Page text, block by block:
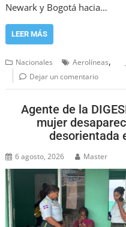
Newark y Bogotá hacia…
LEER MÁS
Nacionales Aerolíneas,
Dejar un comentario
Agente de la
mujer
desorientada
6 agosto, 2026 Master